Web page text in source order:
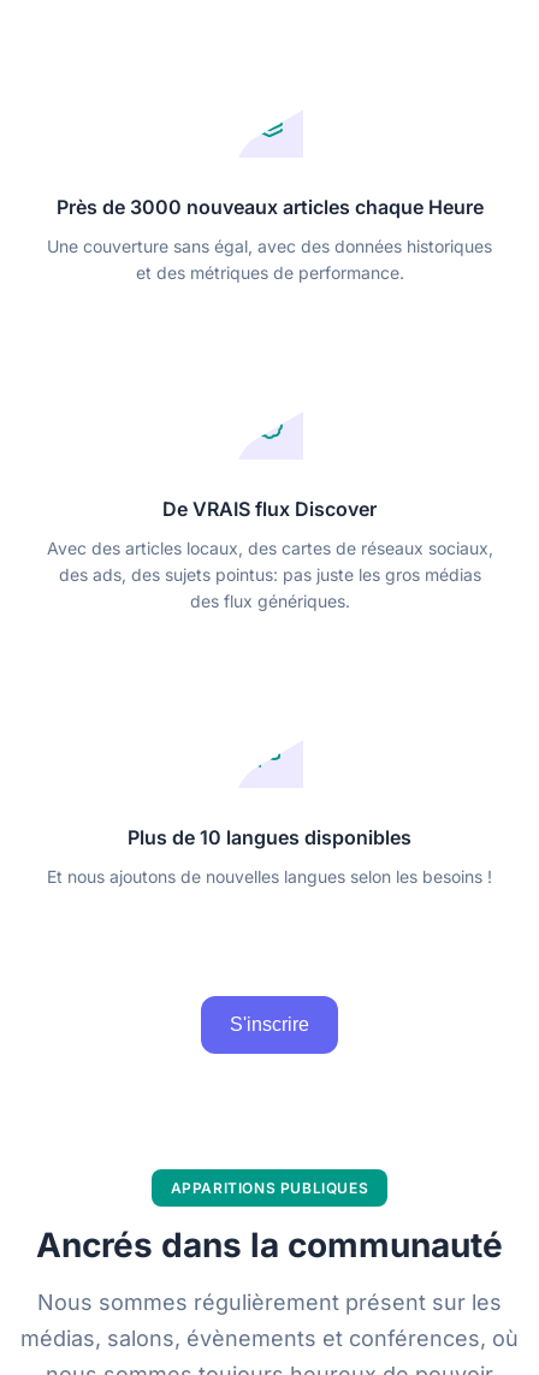
Près de 3000 nouveaux articles chaque Heure
Une couverture sans égal, avec des données historiques
et des métriques de performance.
De VRAIS flux Discover
Avec des articles locaux, des cartes de réseaux sociaux,
des ads, des sujets pointus: pas juste les gros médias
des flux génériques.
Plus de 10 langues disponibles
Et nous ajoutons de nouvelles langues selon les besoins !
S'inscrire
APPARITIONS PUBLIQUES
Ancrés dans la communauté
Nous sommes régulièrement présent sur les
médias, salons, évènements et conférences, où